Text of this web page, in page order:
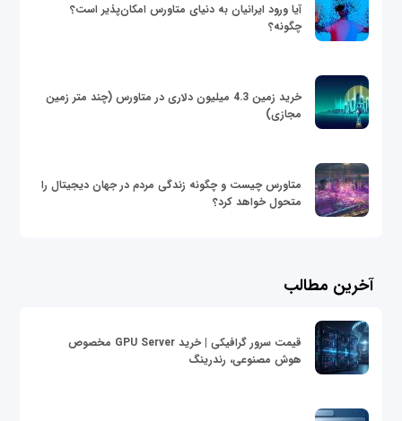
آیا ورود ایرانیان به دنیای متاورس امکان‌پذیر است؟
چگونه؟
خرید زمین 4.3 میلیون دلاری در متاورس (چند متر زمین
مجازی)
متاورس چیست و چگونه زندگی مردم در جهان دیجیتال را
متحول خواهد کرد؟
آخرین مطالب
قیمت سرور گرافیکی | خرید GPU Server مخصوص
هوش مصنوعی، رندرینگ